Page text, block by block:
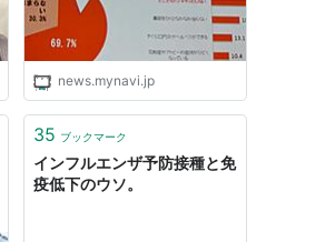
news.mynavi.jp
35 ブックマーク
インフルエンザ予防接種と免
疫低下のウソ。